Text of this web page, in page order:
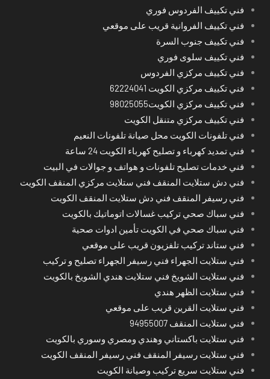
فني تكييف الفردوس فوري
فني تكييف الفروانية قريب على موقعي
فني تكييف جنوب السرة
فني تكييف سلوى فوري
فني تكييف مركزي الفردوس
فني تكييف مركزي الكويت 62224041
فني تكييف مركزي الكويت98025055
فني تكييف مركزي متنقل الكويت
فني تلفونات الكويت محل صيانة تلفونات النعيم
فني تمديد كهرباء و تصليح كهرباء الكويت 24 ساعة
فني خدمات تصليح تلفونات و هواتف و جوالات في البيت
فني دش ستلايت المنقف فني ستلايت مركزي المنقف الكويت
فني رسيفر المنقف فني دش ستلايت المنقف الكويت
فني سباك صحي تركيب غسالات اتوماتيك بالكويت
فني سباك صحي في الكويت تأمين ادوات صحية
فني ستاند تركيب تلفزيون قريب على موقعي
فني ستلايت الجهراء فني رسيفر الجهراء تصليح و تركيب
فني ستلايت الشويخ فني ستلايت هندي الشويخ بالكويت
فني ستلايت الظهر هندي
فني ستلايت القرين قريب على موقعي
فني ستلايت المنقف 94955007
فني ستلايت باكستاني وهندي ومصري وسوري بالكويت
فني ستلايت رسيفر المنقف فني رسيفر المنقف الكويت
فني ستلايت سريع تركيب وصيانة الكويت